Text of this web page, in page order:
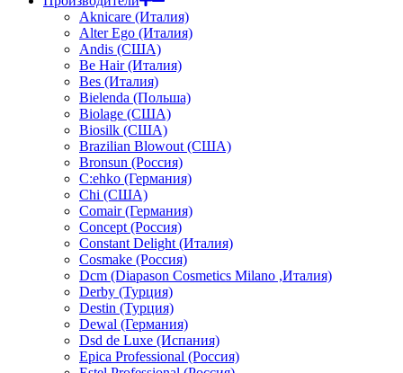
Aknicare (Италия)
Alter Ego (Италия)
Andis (США)
Be Hair (Италия)
Bes (Италия)
Bielenda (Польша)
Biolage (США)
Biosilk (США)
Brazilian Blowout (США)
Bronsun (Россия)
C:ehko (Германия)
Chi (США)
Comair (Германия)
Concept (Россия)
Constant Delight (Италия)
Cosmake (Россия)
Dcm (Diapason Cosmetics Milano ,Италия)
Derby (Турция)
Destin (Турция)
Dewal (Германия)
Dsd de Luxe (Испания)
Epica Professional (Россия)